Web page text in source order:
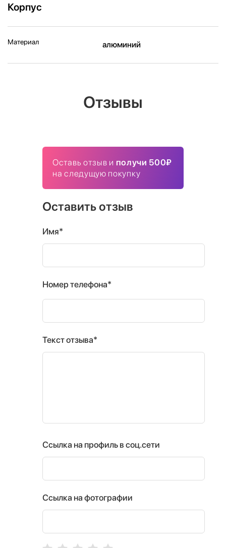
Корпус
Материал алюминий
Отзывы
Оставь отзыв и получи 500₽
на следущую покупку
Оставить отзыв
Имя*
Номер телефона*
Текст отзыва*
Ссылка на профиль в соц.сети
Ссылка на фотографии